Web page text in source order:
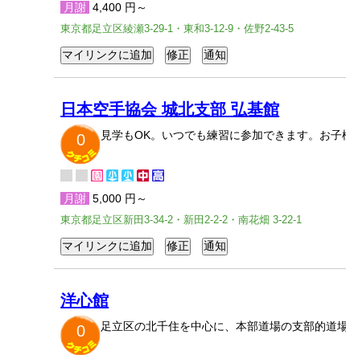
月謝 4,400 円～
東京都足立区綾瀬3-29-1・東和3-12-9・佐野2-43-5
日本空手協会 城北支部 弘基館
0
見学もOK。いつでも練習に参加できます。お
月謝 5,000 円～
東京都足立区新田3-34-2・新田2-2-2・南花畑 3-22-1
洋心館
0
足立区の北千住を中心に、本部道場の支部的道